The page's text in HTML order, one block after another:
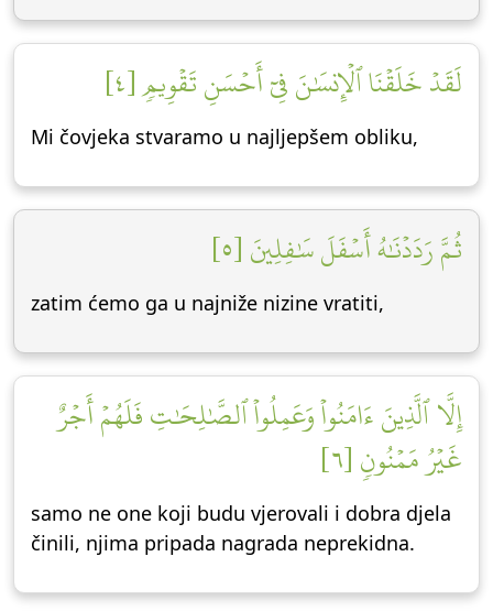
لَقَدۡ خَلَقۡنَا ٱلۡإِنسَٰنَ فِيٓ أَحۡسَنِ تَقۡوِيمٖ [٤]
Mi čovjeka stvaramo u najljepšem obliku,
ثُمَّ رَدَدۡنَٰهُ أَسۡفَلَ سَٰفِلِينَ [٥]
zatim ćemo ga u najniže nizine vratiti,
إِلَّا ٱلَّذِينَ ءَامَنُواْ وَعَمِلُواْ ٱلصَّٰلِحَٰتِ فَلَهُمۡ أَجۡرٌ
غَيۡرُ مَمۡنُونٖ [٦]
samo ne one koji budu vjerovali i dobra djela
činili, njima pripada nagrada neprekidna.